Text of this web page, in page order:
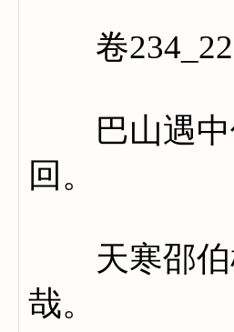
卷234_22
巴山遇中
回。
天寒邵伯
哉。